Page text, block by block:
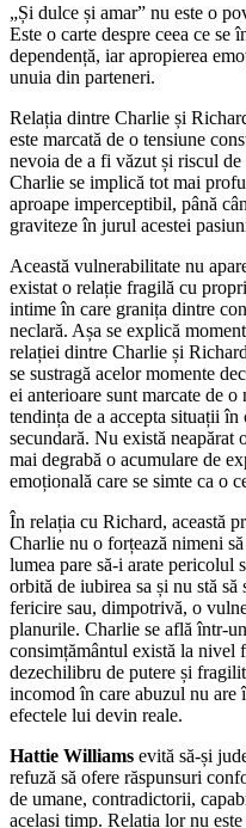
„Și dulce și amar” nu este o
Este o carte despre ceea ce se
dependență, iar apropierea
unuia din parteneri.
Relația dintre Charlie și
este marcată de o tensiune
nevoia de a fi văzut și riscul
Charlie se implică tot mai
aproape imperceptibil, până
graviteze în jurul acestei
Această vulnerabilitate nu
existat o relație fragilă cu
intime în care granița dintre
neclară. Așa se explică
relației dintre Charlie și
se sustragă acelor momente
ei anterioare sunt marcate de
tendința de a accepta situații în
secundară. Nu există neapărat
mai degrabă o acumulare de
emoțională care se simte ca o
În relația cu Richard, această
Charlie nu o forțează nimeni
lumea pare să-i arate pericolul
orbită de iubirea sa și nu stă să
fericire sau, dimpotrivă, o
planurile. Charlie se află într-
consimțământul există la nivel
dezechilibru de putere și
incomod în care abuzul nu are
efectele lui devin reale.
Hattie Williams evită să-și
refuză să ofere răspunsuri
de umane, contradictorii,
același timp. Relația lor nu